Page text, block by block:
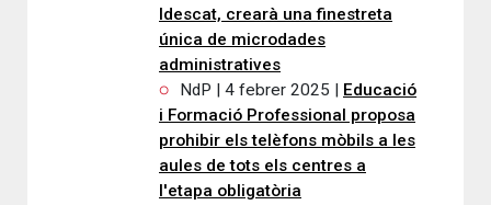
Idescat, crearà una finestreta
única de microdades
administratives
NdP | 4 febrer 2025 | Educació
i Formació Professional proposa
prohibir els telèfons mòbils a les
aules de tots els centres a
l'etapa obligatòria